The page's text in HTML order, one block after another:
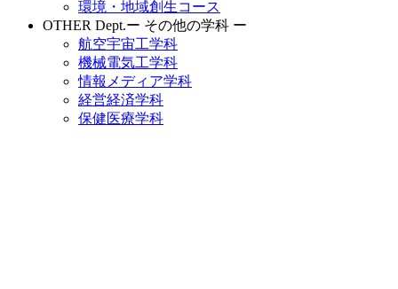
環境・地域創生コース
OTHER Dept.ー その他の学科 ー
航空宇宙工学科
機械電気工学科
情報メディア学科
経営経済学科
保健医療学科